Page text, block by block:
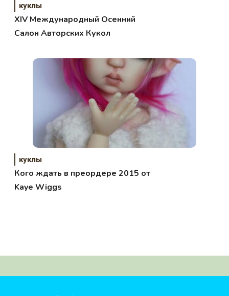
куклы
XIV Международный Осенний
Салон Авторских Кукол
куклы
Кого ждать в преордере 2015 от
Kaye Wiggs